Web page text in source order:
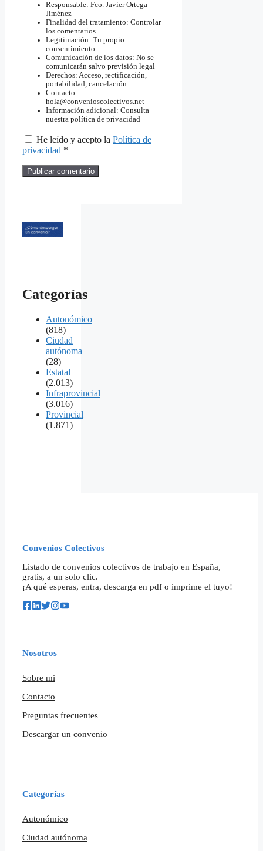
Responsable: Fco. Javier Ortega
Jiménez
Finalidad del tratamiento: Controlar
los comentarios
Legitimación: Tu propio
consentimiento
Comunicación de los datos: No se
comunicarán salvo previsión legal
Derechos: Acceso, rectificación,
portabilidad, cancelación
Contacto:
hola@convenioscolectivos.net
Información adicional: Consulta
nuestra política de privacidad
He leído y acepto la Política de
privacidad *
Categorías
Autonómico
(818)
Ciudad
autónoma
(28)
Estatal
(2.013)
Infraprovincial
(3.016)
Provincial
(1.871)
Convenios Colectivos
Listado de convenios colectivos de trabajo en España,
gratis, a un solo clic.
¡A qué esperas, entra, descarga en pdf o imprime el tuyo!
Nosotros
Sobre mi
Contacto
Preguntas frecuentes
Descargar un convenio
Categorías
Autonómico
Ciudad autónoma